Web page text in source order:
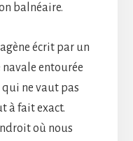
balnéaire.
écrit par un
entourée
ne vaut pas
à fait exact.
où nous